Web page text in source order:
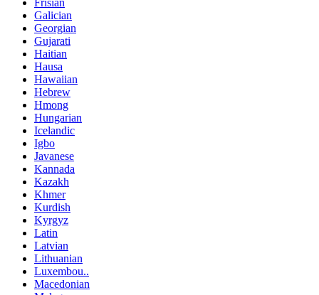
Frisian
Galician
Georgian
Gujarati
Haitian
Hausa
Hawaiian
Hebrew
Hmong
Hungarian
Icelandic
Igbo
Javanese
Kannada
Kazakh
Khmer
Kurdish
Kyrgyz
Latin
Latvian
Lithuanian
Luxembou..
Macedonian